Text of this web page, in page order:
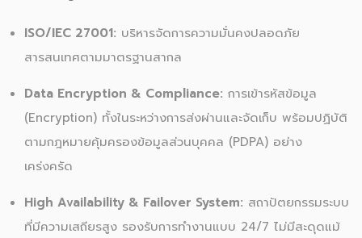
ISO/IEC 27001: บริหารจัดการความมั่นคงปลอดภัย
สารสนเทศตามมาตรฐานสากล
Data Encryption & Compliance: การเข้ารหัสข้อมูล
(Encryption) ทั้งในระหว่างการส่งผ่านและจัดเก็บ พร้อมปฏิบัติ
ตามกฎหมายคุ้มครองข้อมูลส่วนบุคคล (PDPA) อย่าง
เคร่งครัด
High Availability & Failover System: สถาปัตยกรรมระบบ
ที่มีความเสถียรสูง รองรับการทำงานแบบ 24/7 ไม่มีสะดุดแม้